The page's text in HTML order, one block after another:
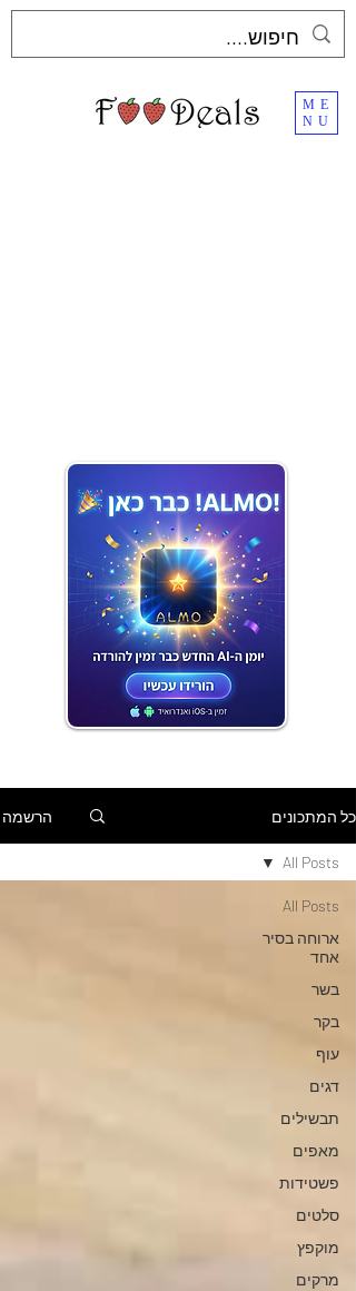
ME
NU
כל המתכונים הרשמה
All Posts
ארוחה בסיר
אחד
בשר
בקר
עוף
דגים
תבשילים
מאפים
פשטידות
סלטים
מוקפץ
מרקים
All Posts